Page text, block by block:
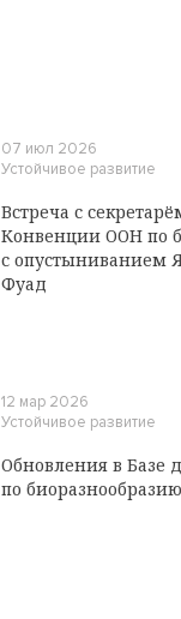
07 июл 2026
Устойчивое развитие
Встреча с
Конвенции ООН по
с опустыниванием
Фуад
12 мар 2026
Устойчивое развитие
Обновления в Базе
по биоразнообразию